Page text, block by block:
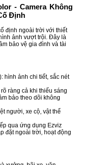
- Camera Không
Định
định ngoài trời với thiết
ảnh vượt trội. Đây là
bảo vệ gia đình và tài
hình ảnh chi tiết, sắc nét
ràng cả khi thiếu sáng
bảo theo dõi không
người, xe cộ, vật thể
qua ứng dụng Ezviz
đặt ngoài trời, hoạt động